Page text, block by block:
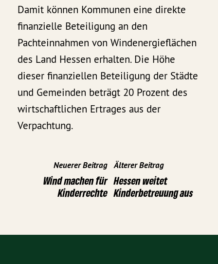
Damit können Kommunen eine direkte
finanzielle Beteiligung an den
Pachteinnahmen von Windenergieflächen
des Land Hessen erhalten. Die Höhe
dieser finanziellen Beteiligung der Städte
und Gemeinden beträgt 20 Prozent des
wirtschaftlichen Ertrages aus der
Verpachtung.
Neuerer Beitrag
Wind machen für
Kinderrechte
Älterer Beitrag
Hessen weitet
Kinderbetreuung aus